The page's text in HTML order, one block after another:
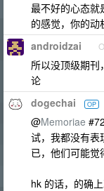
最不好的心态就
的感觉，你的动
androidzai
所以没顶级期刊
论
dogechai OP
@Memoriae
试，我都没有表
已，他们可能觉
hk 的话，的确